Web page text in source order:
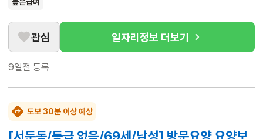
높은급여
관심 일자리정보 더보기
9일전 등록
도보 30분 이상 예상